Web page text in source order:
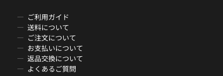
ご利用ガイド
送料について
ご注文について
お支払いについて
返品交換について
よくあるご質問